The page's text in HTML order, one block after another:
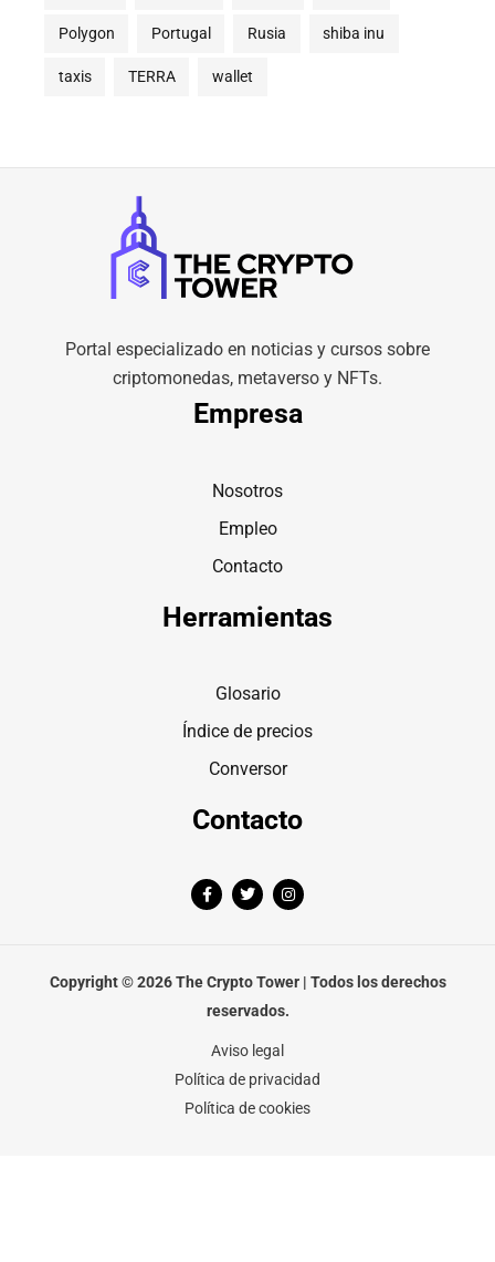
Polygon Portugal Rusia shiba inu
taxis TERRA wallet
Portal especializado en noticias y cursos sobre
criptomonedas, metaverso y NFTs.
Empresa
Nosotros
Empleo
Contacto
Herramientas
Glosario
Índice de precios
Conversor
Contacto
F
a
o
-
T
w
r
I
n
r
m
Copyright © 2026 The Crypto Tower | Todos los derechos
reservados.
Aviso legal
Política de privacidad
Política de cookies